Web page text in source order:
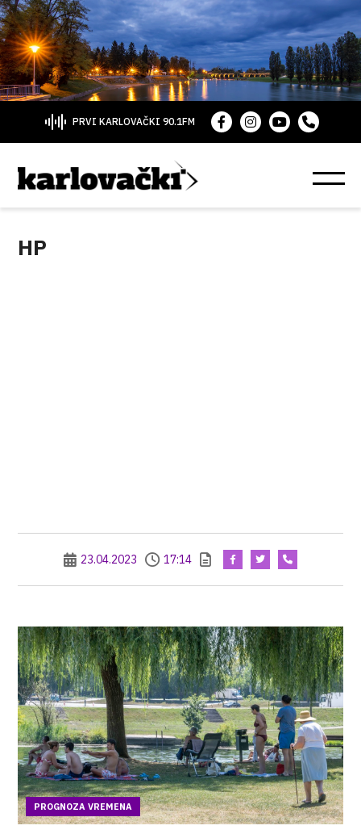
PRVI KARLOVAČKI 90.1FM
HP
23.04.2023 17:14
PROGNOZA VREMENA